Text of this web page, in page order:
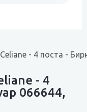
- 4 поста -
- 4
066644,